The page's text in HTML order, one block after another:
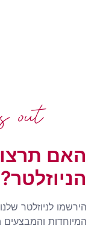
האם
הניוזלטר?
הירשמו לניוזלטר
המיוחדות והמבצעים